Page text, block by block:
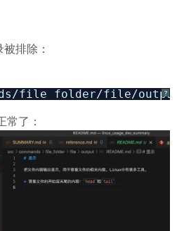
排除：
?
file_folder/file/output
了：